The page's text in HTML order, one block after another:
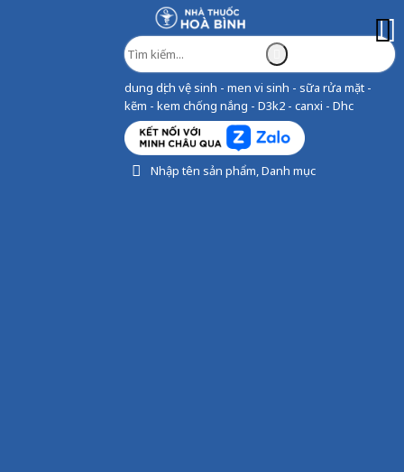
dung dịch vệ sinh - men vi sinh - sữa rửa mặt -
kẽm - kem chống nắng - D3k2 - canxi - Dhc
Nhập tên sản phẩm, Danh mục